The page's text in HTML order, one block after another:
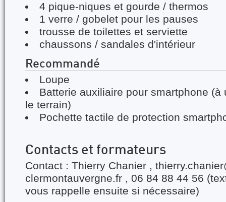
4 pique-niques et gourde / thermos
1 verre / gobelet pour les pauses
trousse de toilettes et serviette
chaussons / sandales d'intérieur
Recommandé
Loupe
Batterie auxiliaire pour smartphone
le terrain)
Pochette tactile de protection
Contacts et formateurs
Contact : Thierry Chanier ,
clermontauvergne.fr , 06 84 88 44 56
vous rappelle ensuite si nécessaire)